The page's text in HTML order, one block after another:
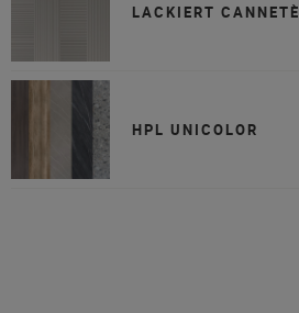
LACKIERT CANNETÈ
HPL UNICOLOR